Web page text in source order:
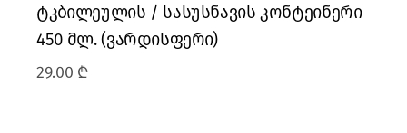
ტკბილეულის / სასუსნავის კონტეინერი
450 მლ. (ვარდისფერი)
29.00 ₾